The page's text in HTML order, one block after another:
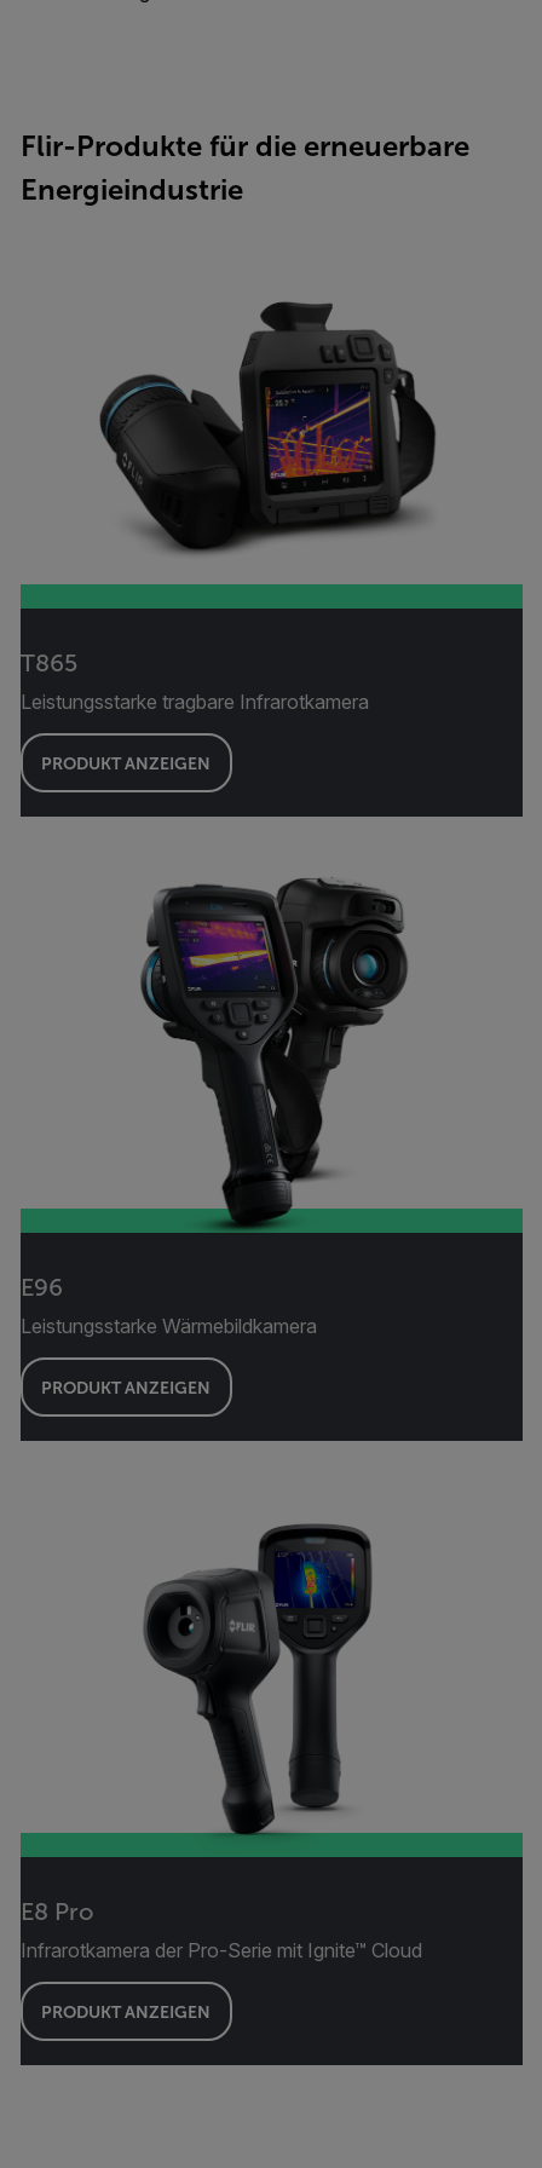
Flir-Produkte für die erneuerbare
Energieindustrie
T865
Leistungsstarke tragbare Infrarotkamera
PRODUKT ANZEIGEN
E96
Leistungsstarke Wärmebildkamera
PRODUKT ANZEIGEN
E8 Pro
Infrarotkamera der Pro-Serie mit Ignite™ Cloud
PRODUKT ANZEIGEN